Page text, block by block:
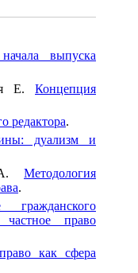
выпуска
Е. Концепция
редактора.
дуализм и
А. Методология
.
гражданского
право
как сфера